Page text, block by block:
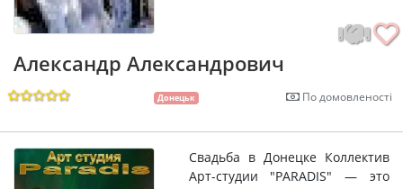
Александр Александрович
Донецьк По домовленості
Свадьба в Донецке Коллектив
Арт-студии "PARADIS" — это